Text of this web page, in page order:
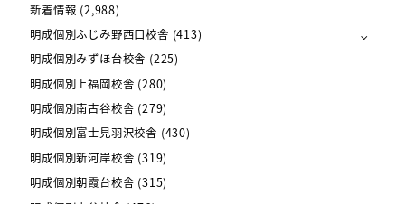
新着情報 (2,988)
明成個別ふじみ野西口校舎 (413)
明成個別みずほ台校舎 (225)
明成個別上福岡校舎 (280)
明成個別南古谷校舎 (279)
明成個別富士見羽沢校舎 (430)
明成個別新河岸校舎 (319)
明成個別朝霞台校舎 (315)